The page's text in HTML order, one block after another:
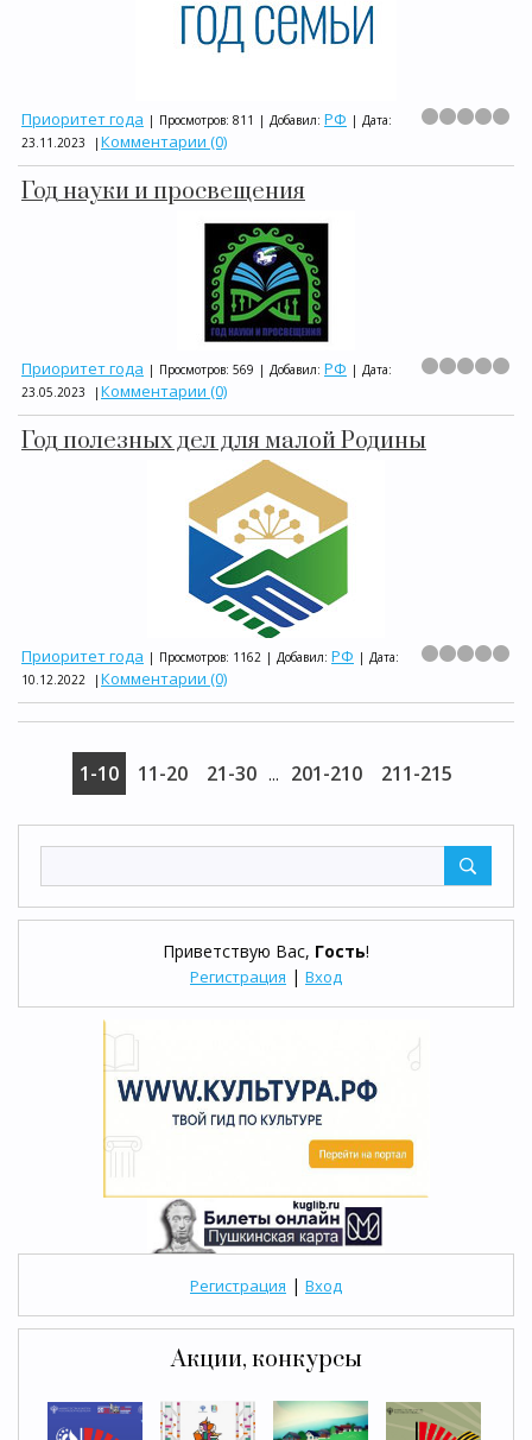
Приветствую Вас, Гость!
Регистрация | Вход
Регистрация | Вход
Акции, конкурсы
Приоритет года | Просмотров: 811 | Добавил: РФ | Дата:
23.11.2023
| Комментарии (0)
Год науки и просвещения
Приоритет года | Просмотров: 569 | Добавил: РФ | Дата:
23.05.2023
| Комментарии (0)
Год полезных дел для малой Родины
Приоритет года | Просмотров: 1162 | Добавил: РФ | Дата:
10.12.2022
| Комментарии (0)
1-10 11-20 21-30 ... 201-210 211-215